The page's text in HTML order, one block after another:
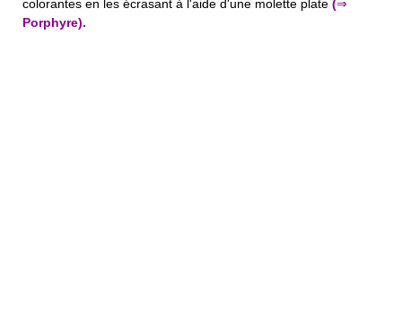
colorantes en les écrasant à l'aide d'une molette plate (⇒
Porphyre).